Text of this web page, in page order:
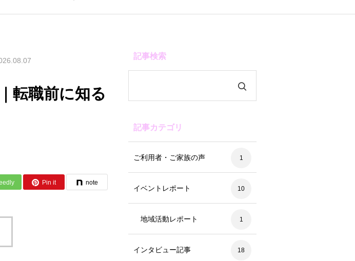
転職前に知る
Pin it note
記事検索
記事カテゴリ
ご利用者・ご家族の声 1
イベントレポート 10
地域活動レポート 1
インタビュー記事 18